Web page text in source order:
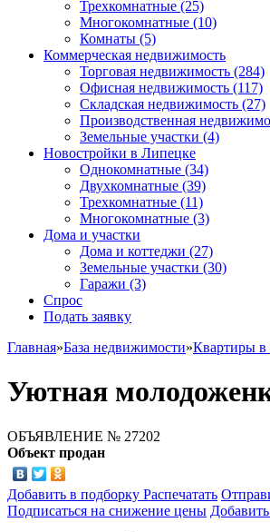
Трехкомнатные (25)
Многокомнатные (10)
Комнаты (5)
Коммерческая недвижимость
Торговая недвижимость (284)
Офисная недвижимость (117)
Складская недвижимость (27)
Производственная
Земельные участки (4)
Новостройки в Липецке
Однокомнатные (34)
Двухкомнатные (39)
Трехкомнатные (11)
Многокомнатные (3)
Дома и участки
Дома и коттеджи (27)
Земельные участки (30)
Гаражи (3)
Спрос
Подать заявку
Главная»База недвижимости»Квартиры
Уютная
ОБЪЯВЛЕНИЕ № 27202
Объект продан
Добавить в подборку Распечатать
Подписаться на снижение цены